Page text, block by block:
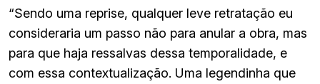
“Sendo uma reprise, qualquer leve retratação eu
consideraria um passo não para anular a obra, mas
para que haja ressalvas dessa temporalidade, e
com essa contextualização. Uma legendinha que